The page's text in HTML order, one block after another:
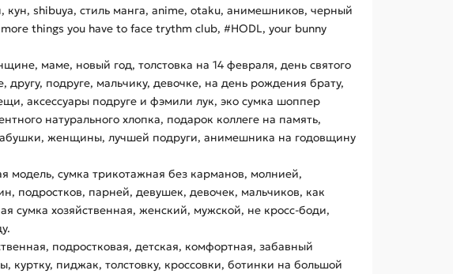
shibuya, стиль манга, anime, otaku, анимешников, черный
things you have to face trythm club, #HODL, your bunny
маме, новый год, толстовка на 14 февраля, день святого
подруге, мальчику, девочке, на день рождения брату,
аксессуары подруге и фэмили лук, эко сумка шоппер
натурального хлопка, подарок коллеге на память,
женщины, лучшей подруги, анимешника на годовщину
модель, сумка трикотажная без карманов, молнией,
парней, девушек, девочек, мальчиков, как
сумка хозяйственная, женский, мужской, не кросс-боди,
подростковая, детская, комфортная, забавный
пиджак, толстовку, кроссовки, ботинки на большой